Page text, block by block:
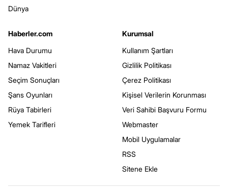
Dünya
Haberler.com
Hava Durumu
Namaz Vakitleri
Seçim Sonuçları
Şans Oyunları
Rüya Tabirleri
Yemek Tarifleri
Kurumsal
Kullanım Şartları
Gizlilik Politikası
Çerez Politikası
Kişisel Verilerin Korunması
Veri Sahibi Başvuru Formu
Webmaster
Mobil Uygulamalar
RSS
Sitene Ekle